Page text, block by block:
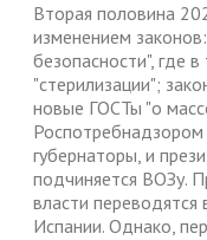
Вторая половина
изменением
безопасности", где
"стерилизации";
новые ГОСТы "о
Роспотребнадзором
губернаторы, и
подчиняется ВОЗу.
власти
Испании. Однако,